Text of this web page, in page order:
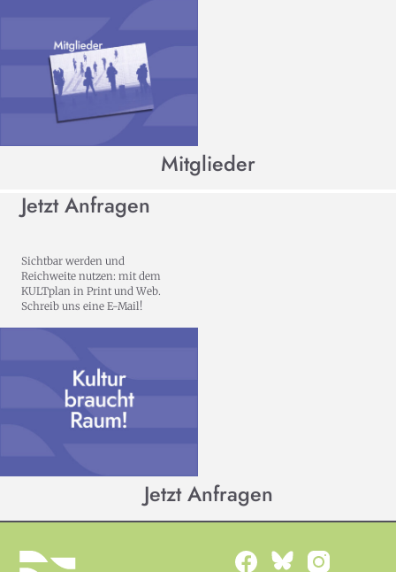
Mitglieder
Jetzt Anfragen
Sichtbar werden und
Reichweite nutzen: mit dem
KULTplan in Print und Web.
Schreib uns eine E-Mail!
Jetzt Anfragen